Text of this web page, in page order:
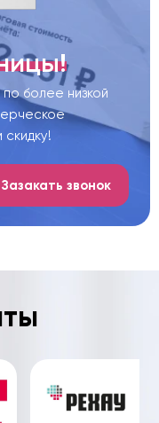
более низкой
Зазакать звонок